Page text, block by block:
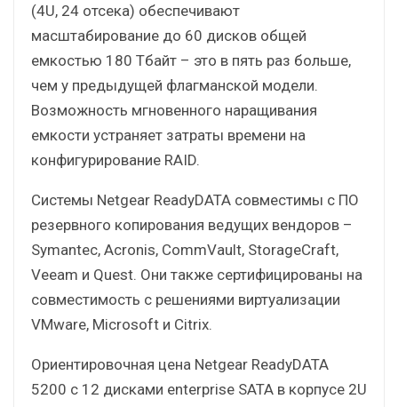
(4U, 24 отсека) обеспечивают
масштабирование до 60 дисков общей
емкостью 180 Тбайт – это в пять раз больше,
чем у предыдущей флагманской модели.
Возможность мгновенного наращивания
емкости устраняет затраты времени на
конфигурирование RAID.
Системы Netgear ReadyDATA совместимы с ПО
резервного копирования ведущих вендоров –
Symantec, Acronis, CommVault, StorageCraft,
Veeam и Quest. Они также сертифицированы на
совместимость с решениями виртуализации
VMware, Microsoft и Citrix.
Ориентировочная цена Netgear ReadyDATA
5200 с 12 дисками enterprise SATA в корпусе 2U